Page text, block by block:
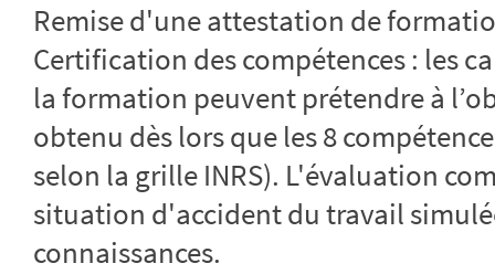
Remise d'une attestation de
Certification des compétences : les
la formation peuvent prétendre à
obtenu dès lors que les 8
selon la grille INRS). L'évaluation
situation d'accident du travail
connaissances.